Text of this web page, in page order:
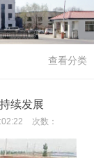
查看分类
续发展
次数：